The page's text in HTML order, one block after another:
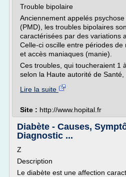
Trouble bipolaire
Anciennement appelés
(PMD), les troubles bipolaires
caractérisées par des variations
Celle-ci oscille entre périodes de
et accès maniaques (manie).
Ces troubles, qui toucheraient 1
selon la Haute autorité de Santé,
Lire la suite
Site : http://www.hopital.fr
Diabète - Causes,
Diagnostic ...
Z
Description
Le diabète est une affection